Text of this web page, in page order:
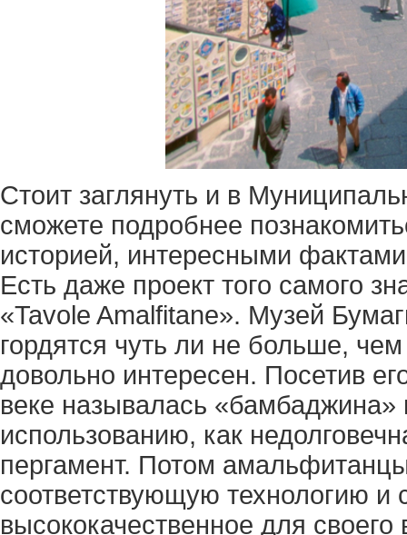
Стоит заглянуть и в
сможете подробнее
историей, интересными
Есть даже проект того самого
«Tavole Amalfitane». Музей
гордятся чуть ли не больше,
довольно интересен. Посетив
веке называлась
использованию, как
пергамент. Потом
соответствующую технологию и
высококачественное для